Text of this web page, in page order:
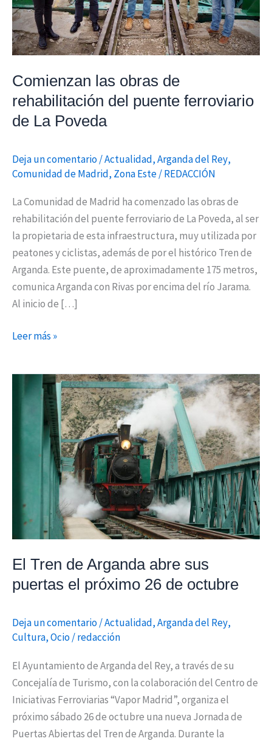
Comienzan las obras de
rehabilitación del puente ferroviario
de La Poveda
Deja un comentario/Actualidad,Arganda del Rey,
Comunidad de Madrid, Zona Este/REDACCIÓN
La Comunidad de Madrid ha comenzado las obras de
rehabilitación del puente ferroviario de La Poveda, al ser
la propietaria de esta infraestructura, muy utilizada por
peatones y ciclistas, además de por el histórico Tren de
Arganda. Este puente, de aproximadamente 175 metros,
comunica Arganda con Rivas por encima del río Jarama.
Al inicio de […]
de
La
Poveda
Leer más »
El Tren de Arganda abre sus
puertas el próximo 26 de octubre
Deja un comentario/Actualidad,Arganda del Rey,
Cultura,Ocio/redacción
El Ayuntamiento de Arganda del Rey, a través de su
Concejalía de Turismo, con la colaboración del Centro de
Iniciativas Ferroviarias “Vapor Madrid”, organiza el
próximo sábado 26 de octubre una nueva Jornada de
Puertas Abiertas del Tren de Arganda. Durante la
Tren
Arganda
puertas
próximo
octubre